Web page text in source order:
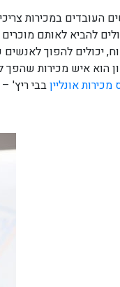
העובדים במכירות
להביא לאותם
יכולים להפוך
הוא איש מכירות שהפך
מכירות אונלייןבבי ריץ'
דולור סיט אמט,